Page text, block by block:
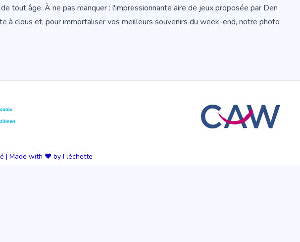
tout âge. À ne pas manquer : l'impressionnante aire de jeux proposée par Den
à clous et, pour immortaliser vos meilleurs souvenirs du week-end, notre photo
| Made with ❤️ by Fléchette